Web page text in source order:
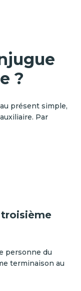
?
présent simple,
Par
troisième
personne du
terminaison au